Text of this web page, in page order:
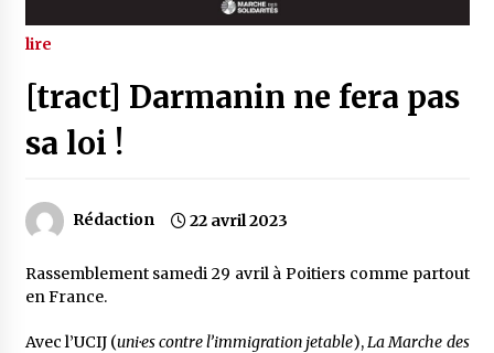
lire
[tract] Darmanin ne fera pas
sa loi !
Rédaction 22 avril 2023
Rassemblement samedi 29 avril à Poitiers comme partout
en France.
Avec l’UCIJ (uni·es contre l’immigration jetable),La Marche des